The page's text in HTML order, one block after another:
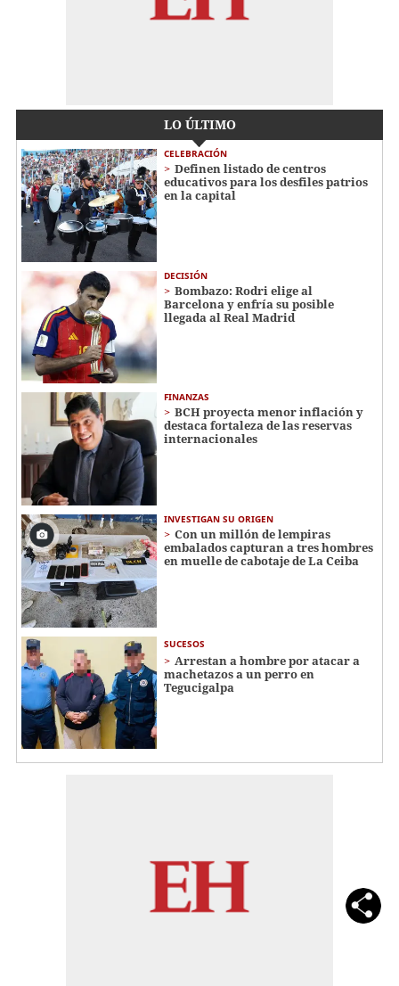
LO ÚLTIMO
CELEBRACIÓN
Definen listado de centros
educativos para los desfiles patrios
en la capital
DECISIÓN
Bombazo: Rodri elige al
Barcelona y enfría su posible
llegada al Real Madrid
FINANZAS
BCH proyecta menor inflación y
destaca fortaleza de las reservas
internacionales
INVESTIGAN SU ORIGEN
Con un millón de lempiras
embalados capturan a tres hombres
en muelle de cabotaje de La Ceiba
SUCESOS
Arrestan a hombre por atacar a
machetazos a un perro en
Tegucigalpa